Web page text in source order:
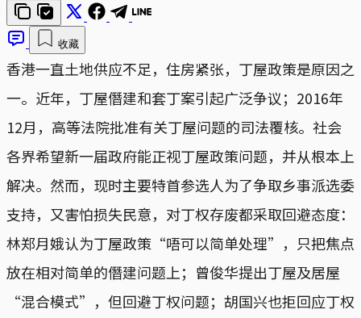
收藏
香港一直土地供应不足，住房紧张，丁屋政策是原因之
一。近年，丁屋僭建和套丁案引起广泛争议；2016年
12月，高等法院批准有关丁屋问题的司法覆核。社会
各界希望新一届政府能正视丁屋政策问题，并从根本上
解决。然而，现时主要特首参选人为了争取乡事派选委
支持，又害怕损失民意，对丁权存废都采取回避态度：
林郑月娥认为丁屋政策“唔可以简单处理”，只把焦点
放在相对简单的僭建问题上；曾俊华提出丁屋及居屋
“混合模式”，但回避丁权问题；胡国兴也拒回应丁权